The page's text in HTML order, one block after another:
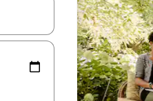
con las teclas de flecha